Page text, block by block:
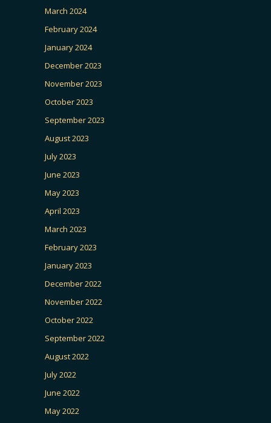
March 2024
February 2024
January 2024
December 2023
November 2023
October 2023
September 2023
August 2023
July 2023
June 2023
May 2023
April 2023
March 2023
February 2023
January 2023
December 2022
November 2022
October 2022
September 2022
August 2022
July 2022
June 2022
May 2022